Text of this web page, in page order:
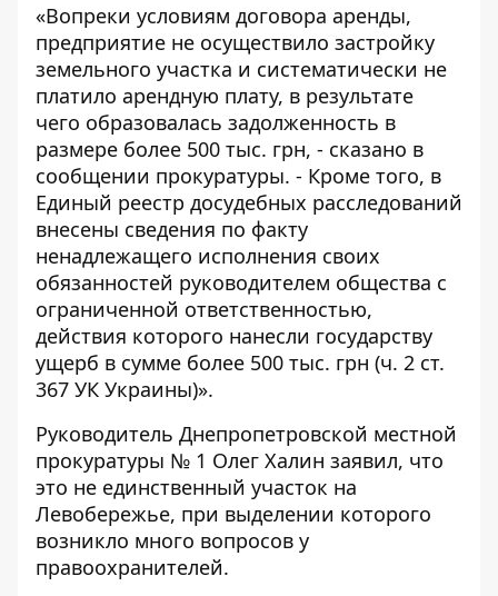
«Вопреки условиям договора аренды,
предприятие не осуществило застройку
земельного участка и систематически не
платило арендную плату, в результате
чего образовалась задолженность в
размере более 500 тыс. грн, - сказано в
сообщении прокуратуры. - Кроме того, в
Единый реестр досудебных расследований
внесены сведения по факту
ненадлежащего исполнения своих
обязанностей руководителем общества с
ограниченной ответственностью,
действия которого нанесли государству
ущерб в сумме более 500 тыс. грн (ч. 2 ст.
367 УК Украины)».
Руководитель Днепропетровской местной
прокуратуры № 1 Олег Халин заявил, что
это не единственный участок на
Левобережье, при выделении которого
возникло много вопросов у
правоохранителей.